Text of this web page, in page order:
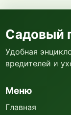
Садовый
Удобная
вредителей и
Меню
Главная